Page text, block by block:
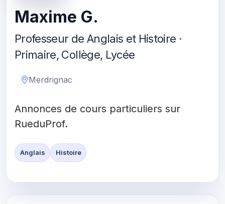
Maxime G.
Professeur de Anglais et Histoire ·
Primaire, Collège, Lycée
Merdrignac
Annonces de cours particuliers sur
RueduProf.
Anglais Histoire